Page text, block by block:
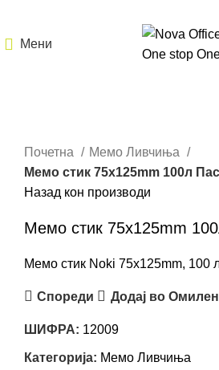
Мени
Почетна
Мемо Ливчиња
Мемо стик 75x125mm 100л
Назад кон производи
Мемо стик 75x125mm
Мемо стик Noki 75x125mm, 100
Спореди Додај во
ШИФРА: 12009
Категорија: Мемо Ливчиња